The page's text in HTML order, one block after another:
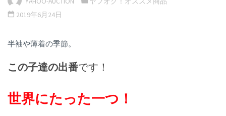
2019年6月24日
半袖や薄着の季節。
この子達の出番です！
世界にたった一つ！